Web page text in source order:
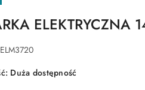
ELEKTRYCZNA
Duża dostępność